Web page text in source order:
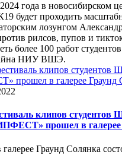
года в новосибирском
будет проходить
лозунгом
рилсов, пупов и
более 100 работ
НИУ ВШЭ.
клипов студентов
прошел в галерее
галерее Граунд Солянка